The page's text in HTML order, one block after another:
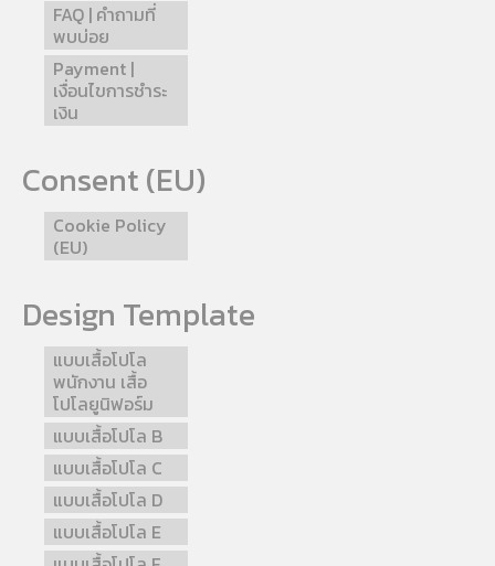
FAQ | คำถามที่
พบบ่อย
Payment |
เงื่อนไขการชำระ
เงิน
Consent (EU)
Cookie Policy
(EU)
Design Template
แบบเสื้อโปโล
พนักงาน เสื้อ
โปโลยูนิฟอร์ม
แบบเสื้อโปโล B
แบบเสื้อโปโล C
แบบเสื้อโปโล D
แบบเสื้อโปโล E